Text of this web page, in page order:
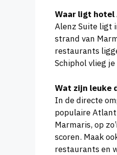
Waar ligt hotel
Alenz Suite ligt
strand van
restaurants
Schiphol vlieg
Wat zijn leuke
In de directe
populaire
Marmaris, op
scoren. Maak
restaurants en